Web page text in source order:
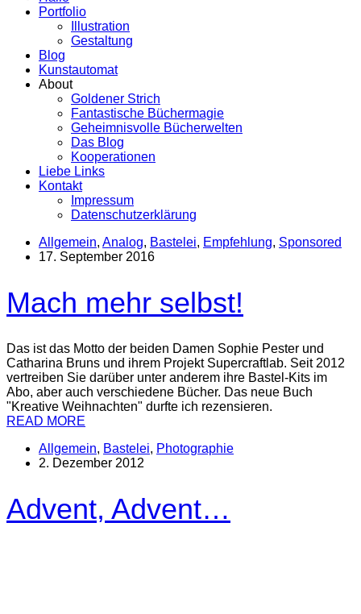
Portfolio
Illustration
Gestaltung
Blog
Kunstautomat
About
Goldener Strich
Fantastische Büchermagie
Geheimnisvolle Bücherwelten
Das Blog
Kooperationen
Liebe Links
Kontakt
Impressum
Datenschutzerklärung
Allgemein, Analog, Bastelei, Empfehlung, Sponsored
17. September 2016
Mach mehr selbst!
Das ist das Motto der beiden Damen Sophie Pester und
Catharina Bruns und ihrem Projekt Supercraftlab. Seit 2012
vertreiben Sie darüber unter anderem ihre Bastel-Kits im
Abo, aber auch verschiedene Bücher. Das neue Buch
"Kreative Weihnachten" durfte ich rezensieren.
READ MORE
Allgemein, Bastelei, Photographie
2. Dezember 2012
Advent, Advent…